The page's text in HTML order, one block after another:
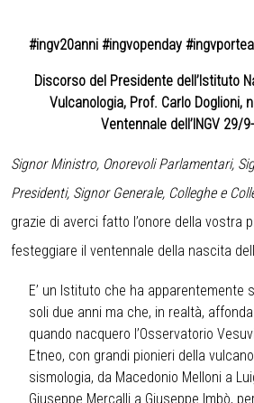
#ingv20anni #ingvopenday
Discorso del Presidente dell’Istituto
Vulcanologia, Prof. Carlo Doglioni,
Ventennale dell’INGV 29/
Signor Ministro, Onorevoli Parlamentari,
Presidenti, Signor Generale, Colleghe e
grazie di averci fatto l’onore della vostra
festeggiare il ventennale della nascita
E’ un Istituto che ha apparentemente
soli due anni ma che, in realtà,
quando nacquero l’Osservatorio
Etneo, con grandi pionieri della
sismologia, da Macedonio Melloni a
Giuseppe Mercalli a Giuseppe Imbò,